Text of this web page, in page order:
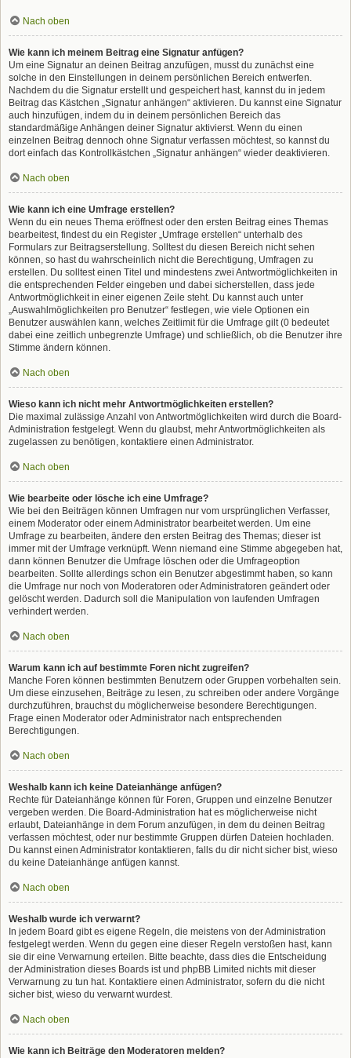
Nach oben
Wie kann ich meinem Beitrag eine Signatur anfügen?
Um eine Signatur an deinen Beitrag anzufügen, musst du zunächst eine
solche in den Einstellungen in deinem persönlichen Bereich entwerfen.
Nachdem du die Signatur erstellt und gespeichert hast, kannst du in jedem
Beitrag das Kästchen „Signatur anhängen“ aktivieren. Du kannst eine Signatur
auch hinzufügen, indem du in deinem persönlichen Bereich das
standardmäßige Anhängen deiner Signatur aktivierst. Wenn du einen
einzelnen Beitrag dennoch ohne Signatur verfassen möchtest, so kannst du
dort einfach das Kontrollkästchen „Signatur anhängen“ wieder deaktivieren.
Nach oben
Wie kann ich eine Umfrage erstellen?
Wenn du ein neues Thema eröffnest oder den ersten Beitrag eines Themas
bearbeitest, findest du ein Register „Umfrage erstellen“ unterhalb des
Formulars zur Beitragserstellung. Solltest du diesen Bereich nicht sehen
können, so hast du wahrscheinlich nicht die Berechtigung, Umfragen zu
erstellen. Du solltest einen Titel und mindestens zwei Antwortmöglichkeiten in
die entsprechenden Felder eingeben und dabei sicherstellen, dass jede
Antwortmöglichkeit in einer eigenen Zeile steht. Du kannst auch unter
„Auswahlmöglichkeiten pro Benutzer“ festlegen, wie viele Optionen ein
Benutzer auswählen kann, welches Zeitlimit für die Umfrage gilt (0 bedeutet
dabei eine zeitlich unbegrenzte Umfrage) und schließlich, ob die Benutzer ihre
Stimme ändern können.
Nach oben
Wieso kann ich nicht mehr Antwortmöglichkeiten erstellen?
Die maximal zulässige Anzahl von Antwortmöglichkeiten wird durch die Board-
Administration festgelegt. Wenn du glaubst, mehr Antwortmöglichkeiten als
zugelassen zu benötigen, kontaktiere einen Administrator.
Nach oben
Wie bearbeite oder lösche ich eine Umfrage?
Wie bei den Beiträgen können Umfragen nur vom ursprünglichen Verfasser,
einem Moderator oder einem Administrator bearbeitet werden. Um eine
Umfrage zu bearbeiten, ändere den ersten Beitrag des Themas; dieser ist
immer mit der Umfrage verknüpft. Wenn niemand eine Stimme abgegeben hat,
dann können Benutzer die Umfrage löschen oder die Umfrageoption
bearbeiten. Sollte allerdings schon ein Benutzer abgestimmt haben, so kann
die Umfrage nur noch von Moderatoren oder Administratoren geändert oder
gelöscht werden. Dadurch soll die Manipulation von laufenden Umfragen
verhindert werden.
Nach oben
Warum kann ich auf bestimmte Foren nicht zugreifen?
Manche Foren können bestimmten Benutzern oder Gruppen vorbehalten sein.
Um diese einzusehen, Beiträge zu lesen, zu schreiben oder andere Vorgänge
durchzuführen, brauchst du möglicherweise besondere Berechtigungen.
Frage einen Moderator oder Administrator nach entsprechenden
Berechtigungen.
Nach oben
Weshalb kann ich keine Dateianhänge anfügen?
Rechte für Dateianhänge können für Foren, Gruppen und einzelne Benutzer
vergeben werden. Die Board-Administration hat es möglicherweise nicht
erlaubt, Dateianhänge in dem Forum anzufügen, in dem du deinen Beitrag
verfassen möchtest, oder nur bestimmte Gruppen dürfen Dateien hochladen.
Du kannst einen Administrator kontaktieren, falls du dir nicht sicher bist, wieso
du keine Dateianhänge anfügen kannst.
Nach oben
Weshalb wurde ich verwarnt?
In jedem Board gibt es eigene Regeln, die meistens von der Administration
festgelegt werden. Wenn du gegen eine dieser Regeln verstoßen hast, kann
sie dir eine Verwarnung erteilen. Bitte beachte, dass dies die Entscheidung
der Administration dieses Boards ist und phpBB Limited nichts mit dieser
Verwarnung zu tun hat. Kontaktiere einen Administrator, sofern du die nicht
sicher bist, wieso du verwarnt wurdest.
Nach oben
Wie kann ich Beiträge den Moderatoren melden?